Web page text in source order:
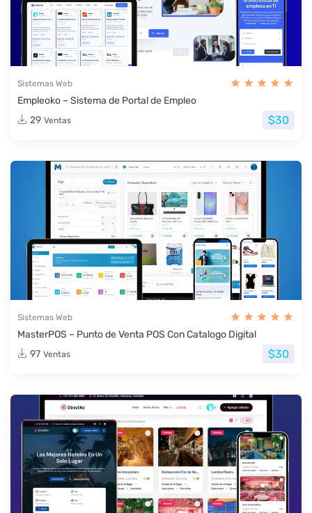
Sistemas Web
Empleoko – Sistema de Portal de Empleo
29 Ventas $30
Sistemas Web
MasterPOS – Punto de Venta POS Con Catalogo Digital
97 Ventas $30